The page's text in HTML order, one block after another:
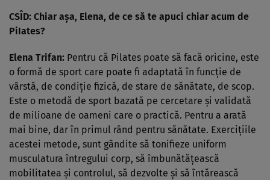
CSÎD: Chiar aşa, Elena, de ce să te apuci chiar acum de
PiIates?
Elena Trifan: Pentru că Pilates poate să facă oricine, este
o formă de sport care poate fi adaptată în funcţie de
vârstă, de condiţie fizică, de stare de sănătate, de scop.
Este o metodă de sport bazată pe cercetare şi validată
de milioane de oameni care o practică. Pentru a arată
mai bine, dar în primul rând pentru sănătate. Exerciţiile
acestei metode, sunt gândite să tonifieze uniform
musculatura întregului corp, să îmbunătăţească
mobilitatea şi controlul, să dezvolte şi să întărească